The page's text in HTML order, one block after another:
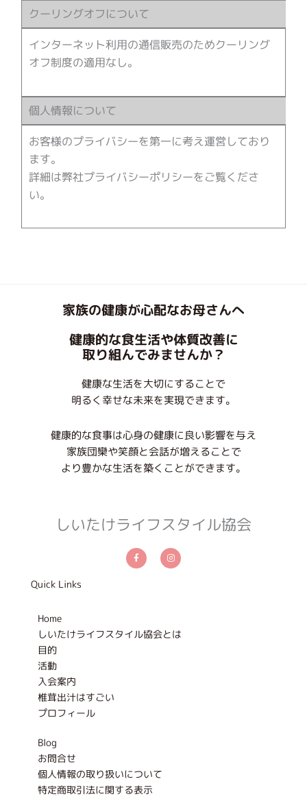
クーリングオフについて
インターネット利用の通信販売のためクーリング
オフ制度の適用なし。
個人情報について
お客様のプライバシーを第一に考え運営しており
ます。
詳細は弊社プライバシーポリシーをご覧くださ
い。
家族の健康が心配なお母さんへ
健康的な食生活や体質改善に
取り組んでみませんか？
健康な生活を大切にすることで
明るく幸せな未来を実現できます。
健康的な食事は心身の健康に良い影響を与え
家族団欒や笑顔と会話が増えることで
より豊かな生活を築くことができます。
しいたけライフスタイル協会
a
c
e
n
s
t
Quick Links
Home
しいたけライフスタイル協会とは
目的
活動
入会案内
椎茸出汁はすごい
プロフィール
Blog
お問合せ
個人情報の取り扱いについて
特定商取引法に関する表示